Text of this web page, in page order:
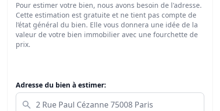
Pour estimer votre bien, nous avons besoin de l'adresse.
Cette estimation est gratuite et ne tient pas compte de
l’état général du bien. Elle vous donnera une idée de la
valeur de votre bien immobilier avec une fourchette de
prix.
Adresse du bien à estimer: